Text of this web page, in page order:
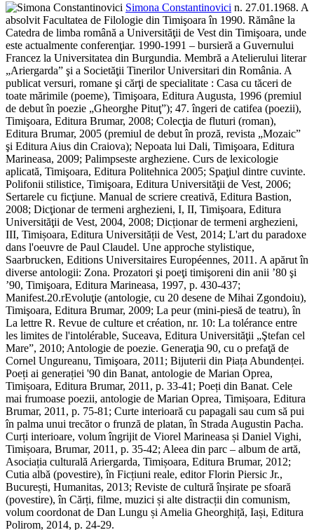
Simona Constantinovici n. 27.01.1968. A
absolvit Facultatea de Filologie din Timişoara în 1990. Rămâne la
Catedra de limba română a Universităţii de Vest din Timişoara, unde
este actualmente conferenţiar. 1990-1991 – bursieră a Guvernului
Francez la Universitatea din Burgundia. Membră a Atelierului literar
„Ariergarda” şi a Societăţii Tinerilor Universitari din România. A
publicat versuri, romane şi cărţi de specialitate : Casa cu tăceri de
toate mărimile (poeme), Timişoara, Editura Augusta, 1996 (premiul
de debut în poezie „Gheorghe Pituţ”); 47. îngeri de catifea (poezii),
Timişoara, Editura Brumar, 2008; Colecţia de fluturi (roman),
Editura Brumar, 2005 (premiul de debut în proză, revista „Mozaic”
şi Editura Aius din Craiova); Nepoata lui Dali, Timişoara, Editura
Marineasa, 2009; Palimpseste argheziene. Curs de lexicologie
aplicată, Timişoara, Editura Politehnica 2005; Spaţiul dintre cuvinte.
Polifonii stilistice, Timişoara, Editura Universităţii de Vest, 2006;
Sertarele cu ficţiune. Manual de scriere creativă, Editura Bastion,
2008; Dicţionar de termeni arghezieni, I, II, Timişoara, Editura
Universităţii de Vest, 2004, 2008; Dicționar de termeni arghezieni,
III, Timișoara, Editura Universității de Vest, 2014; L'art du paradoxe
dans l'oeuvre de Paul Claudel. Une approche stylistique,
Saarbrucken, Editions Universitaires Européennes, 2011. A apărut în
diverse antologii: Zona. Prozatori şi poeţi timişoreni din anii ’80 şi
’90, Timişoara, Editura Marineasa, 1997, p. 430-437;
Manifest.20.rEvoluţie (antologie, cu 20 desene de Mihai Zgondoiu),
Timişoara, Editura Brumar, 2009; La peur (mini-piesă de teatru), în
La lettre R. Revue de culture et création, nr. 10: La tolérance entre
les limites de l'intolérable, Suceava, Editura Universităţii „Ştefan cel
Mare”, 2010; Antologie de poezie. Generaţia 90, cu o prefaţă de
Cornel Ungureanu, Timişoara, 2011; Bijuterii din Piața Abundenței.
Poeți ai generației '90 din Banat, antologie de Marian Oprea,
Timișoara, Editura Brumar, 2011, p. 33-41; Poeți din Banat. Cele
mai frumoase poezii, antologie de Marian Oprea, Timișoara, Editura
Brumar, 2011, p. 75-81; Curte interioară cu papagali sau cum să pui
în palma unui trecător o frunză de platan, în Strada Augustin Pacha.
Curți interioare, volum îngrijit de Viorel Marineasa și Daniel Vighi,
Timișoara, Brumar, 2011, p. 35-42; Aleea din parc – album de artă,
Asociația culturală Ariergarda, Timișoara, Editura Brumar, 2012;
Cutia albă (povestire), în Ficțiuni reale, editor Florin Piersic Jr.,
București, Humanitas, 2013; Reviste de cultură înșirate pe sfoară
(povestire), în Cărți, filme, muzici și alte distracții din comunism,
volum coordonat de Dan Lungu și Amelia Gheorghiță, Iași, Editura
Polirom, 2014, p. 24-29.